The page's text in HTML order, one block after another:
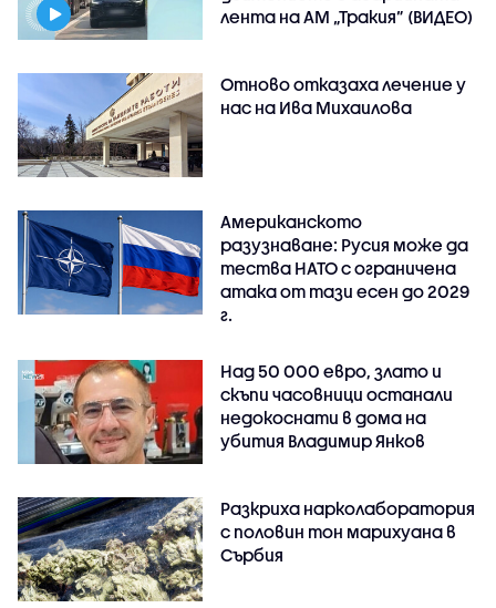
лента на АМ „Тракия” (ВИДЕО)
Отново отказаха лечение у
нас на Ива Михаилова
Американското
разузнаване: Русия може да
тества НАТО с ограничена
атака от тази есен до 2029
г.
Над 50 000 евро, злато и
скъпи часовници останали
недокоснати в дома на
убития Владимир Янков
Разкриха нарколаборатория
с половин тон марихуана в
Сърбия